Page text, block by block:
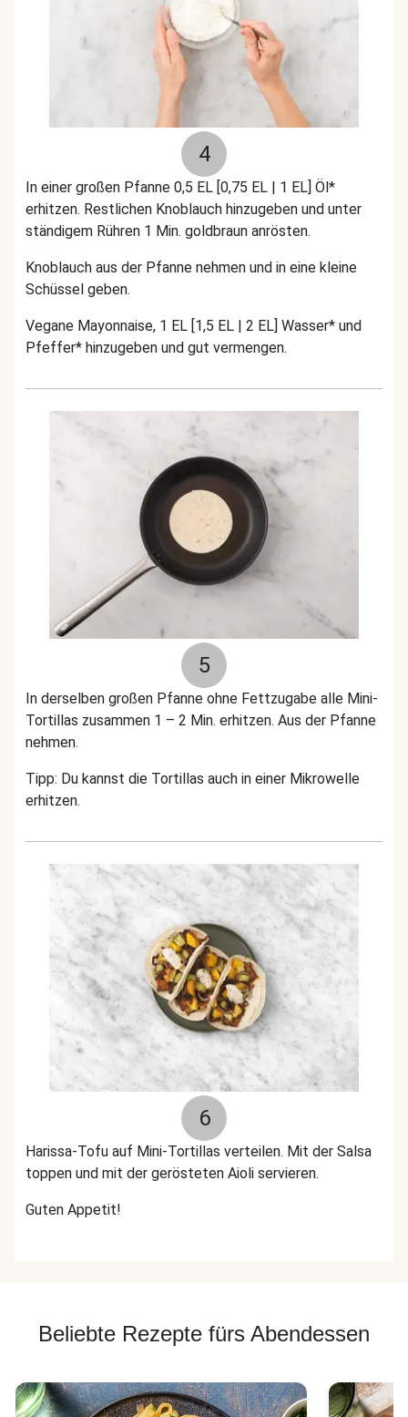
4
In einer großen Pfanne 0,5 EL [0,75 EL | 1 EL] Öl*
erhitzen. Restlichen Knoblauch hinzugeben und unter
ständigem Rühren 1 Min. goldbraun anrösten.
Knoblauch aus der Pfanne nehmen und in eine kleine
Schüssel geben.
Vegane Mayonnaise, 1 EL [1,5 EL | 2 EL] Wasser* und
Pfeffer* hinzugeben und gut vermengen.
5
In derselben großen Pfanne ohne Fettzugabe alle Mini-
Tortillas zusammen 1 – 2 Min. erhitzen. Aus der Pfanne
nehmen.
Tipp: Du kannst die Tortillas auch in einer Mikrowelle
erhitzen.
6
Harissa-Tofu auf Mini-Tortillas verteilen. Mit der Salsa
toppen und mit der gerösteten Aioli servieren.
Guten Appetit!
Beliebte Rezepte fürs Abendessen